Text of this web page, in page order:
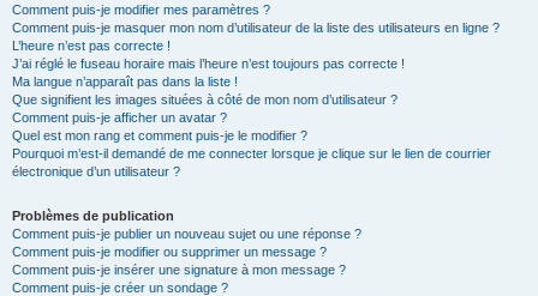
Comment puis-je modifier mes paramètres ?
Comment puis-je masquer mon nom d’utilisateur de la liste des utilisateurs en ligne ?
L’heure n’est pas correcte !
J’ai réglé le fuseau horaire mais l’heure n’est toujours pas correcte !
Ma langue n’apparaît pas dans la liste !
Que signifient les images situées à côté de mon nom d’utilisateur ?
Comment puis-je afficher un avatar ?
Quel est mon rang et comment puis-je le modifier ?
Pourquoi m’est-il demandé de me connecter lorsque je clique sur le lien de courrier
électronique d’un utilisateur ?
Problèmes de publication
Comment puis-je publier un nouveau sujet ou une réponse ?
Comment puis-je modifier ou supprimer un message ?
Comment puis-je insérer une signature à mon message ?
Comment puis-je créer un sondage ?